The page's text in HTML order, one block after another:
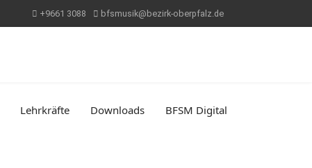
+9661 3088 bfsmusik@bezirk-oberpfalz.de
Lehrkräfte Downloads BFSM Digital